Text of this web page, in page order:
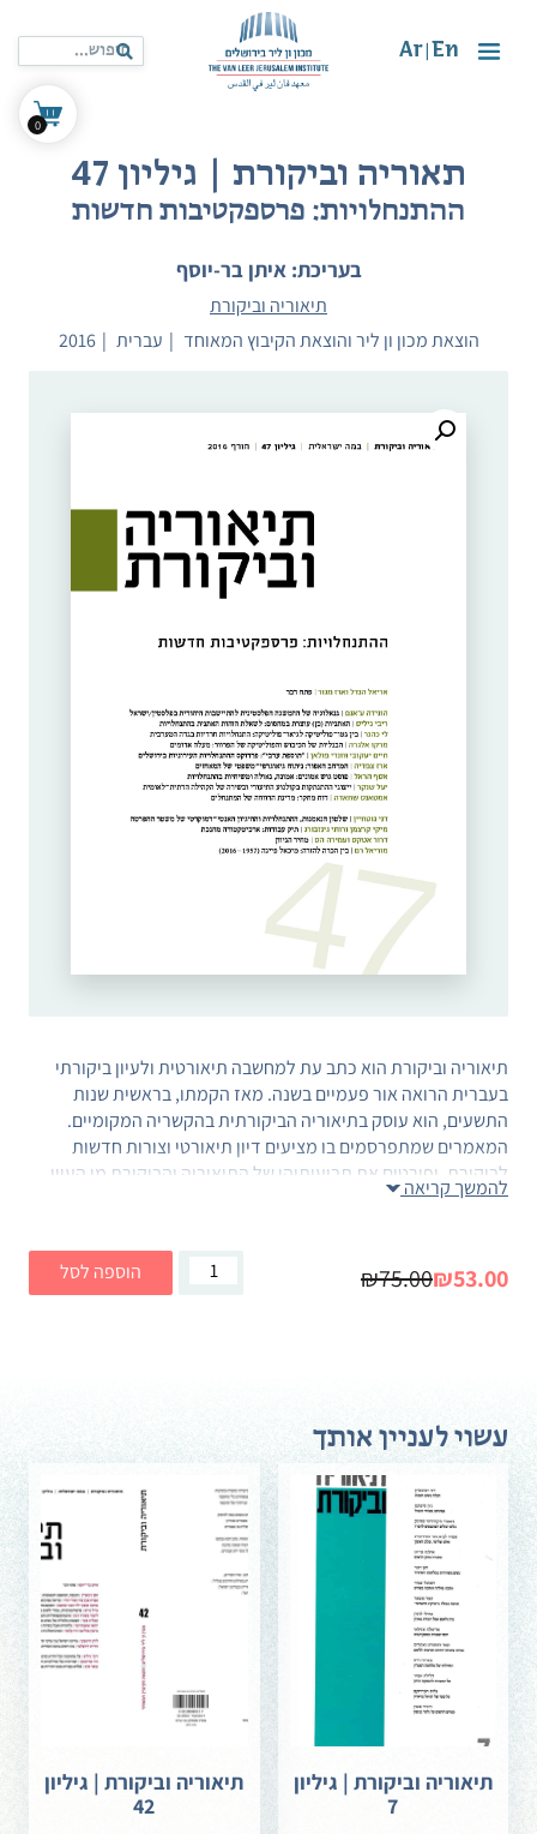
En
Ar
0
תאוריה וביקורת | גיליון 47
ההתנחלויות: פרספקטיבות חדשות
בעריכת: איתן בר-יוסף
תיאוריה וביקורת
הוצאת מכון ון ליר והוצאת הקיבוץ המאוחד
עברית 2016
תיאוריה וביקורתהוא כתב עת למחשבה תיאורטית ולעיון ביקורתי
בעברית הרואה אור פעמיים בשנה. מאז הקמתו, בראשית שנות
התשעים, הוא עוסק בתיאוריה הביקורתית בהקשריה המקומיים.
המאמרים שמתפרסמים בו מציעים דיון תיאורטי וצורות חדשות
לביקורת, ופורטים את תביעותיהן של התיאוריה והביקורת מן העיון
ומן המעש. הם תוהים על שאלות היסוד של התיאוריה הביקורתית
הסוגיות הפוליטיות והתרבותיות שעולות בה; וכן זו שבמקומות
אחרים, במבט השוואתי ובהקשר גלובלי.
להמשך קריאה
₪53.00
₪75.00
כמות
הוספה לסל
עשוי לעניין אותך
תיאוריה וביקורת | גיליון
7
תיאוריה וביקורת | גיליון
42